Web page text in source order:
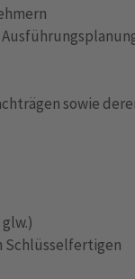
sowie
Schlüsselfertigen